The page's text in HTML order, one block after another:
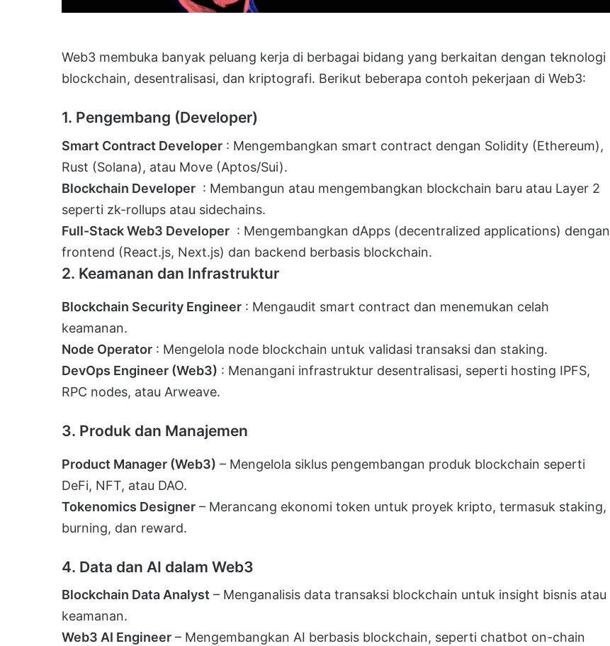
Web3 membuka banyak peluang kerja di berbagai bidang yang berkaitan dengan teknologi
blockchain, desentralisasi, dan kriptografi. Berikut beberapa contoh pekerjaan di Web3:
1. Pengembang (Developer)
Smart Contract Developer : Mengembangkan smart contract dengan Solidity (Ethereum),
Rust (Solana), atau Move (Aptos/Sui).
Blockchain Developer : Membangun atau mengembangkan blockchain baru atau Layer 2
seperti zk-rollups atau sidechains.
Full-Stack Web3 Developer : Mengembangkan dApps (decentralized applications) dengan
frontend (React.js, Next.js) dan backend berbasis blockchain.
2. Keamanan dan Infrastruktur
Blockchain Security Engineer : Mengaudit smart contract dan menemukan celah
keamanan.
Node Operator : Mengelola node blockchain untuk validasi transaksi dan staking.
DevOps Engineer (Web3) : Menangani infrastruktur desentralisasi, seperti hosting IPFS,
RPC nodes, atau Arweave.
3. Produk dan Manajemen
Product Manager (Web3) – Mengelola siklus pengembangan produk blockchain seperti
DeFi, NFT, atau DAO.
Tokenomics Designer – Merancang ekonomi token untuk proyek kripto, termasuk staking,
burning, dan reward.
4. Data dan AI dalam Web3
Blockchain Data Analyst – Menganalisis data transaksi blockchain untuk insight bisnis atau
keamanan.
Web3 AI Engineer – Mengembangkan AI berbasis blockchain, seperti chatbot on-chain